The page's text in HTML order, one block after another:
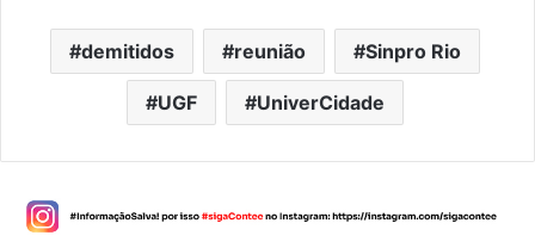
demitidos reunião Sinpro Rio
UGF UniverCidade